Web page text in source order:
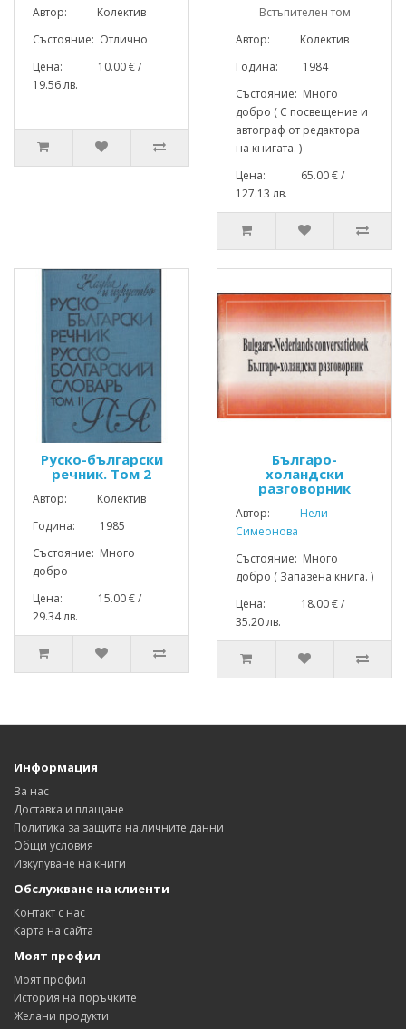
Автор: Колектив
Състояние: Отлично
Цена: 10.00 € /
19.56 лв.
Встъпителен том
Автор: Колектив
Година: 1984
Състояние: Много
добро ( С посвещение и
автограф от редактора
на книгата. )
Цена: 65.00 € /
127.13 лв.
Руско-български
речник. Том 2
Автор: Колектив
Година: 1985
Състояние: Много
добро
Цена: 15.00 € /
29.34 лв.
Българо-
холандски
разговорник
Автор:
Нели
Симеонова
Състояние: Много
добро ( Запазена книга. )
Цена: 18.00 € /
35.20 лв.
Информация
За нас
Доставка и плащане
Политика за защита на личните данни
Общи условия
Изкупуване на книги
Обслужване на клиенти
Контакт с нас
Карта на сайта
Моят профил
Моят профил
История на поръчките
Желани продукти